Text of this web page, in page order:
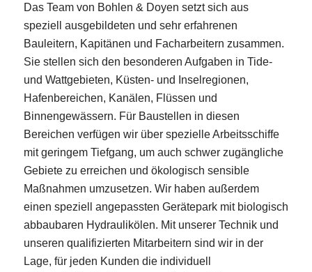
Das Team von Bohlen & Doyen setzt sich aus
speziell ausgebildeten und sehr erfahrenen
Bauleitern, Kapitänen und Facharbeitern zusammen.
Sie stellen sich den besonderen Aufgaben in Tide-
und Wattgebieten, Küsten- und Inselregionen,
Hafenbereichen, Kanälen, Flüssen und
Binnengewässern. Für Baustellen in diesen
Bereichen verfügen wir über spezielle Arbeitsschiffe
mit geringem Tiefgang, um auch schwer zugängliche
Gebiete zu erreichen und ökologisch sensible
Maßnahmen umzusetzen. Wir haben außerdem
einen speziell angepassten Gerätepark mit biologisch
abbaubaren Hydraulikölen. Mit unserer Technik und
unseren qualifizierten Mitarbeitern sind wir in der
Lage, für jeden Kunden die individuell